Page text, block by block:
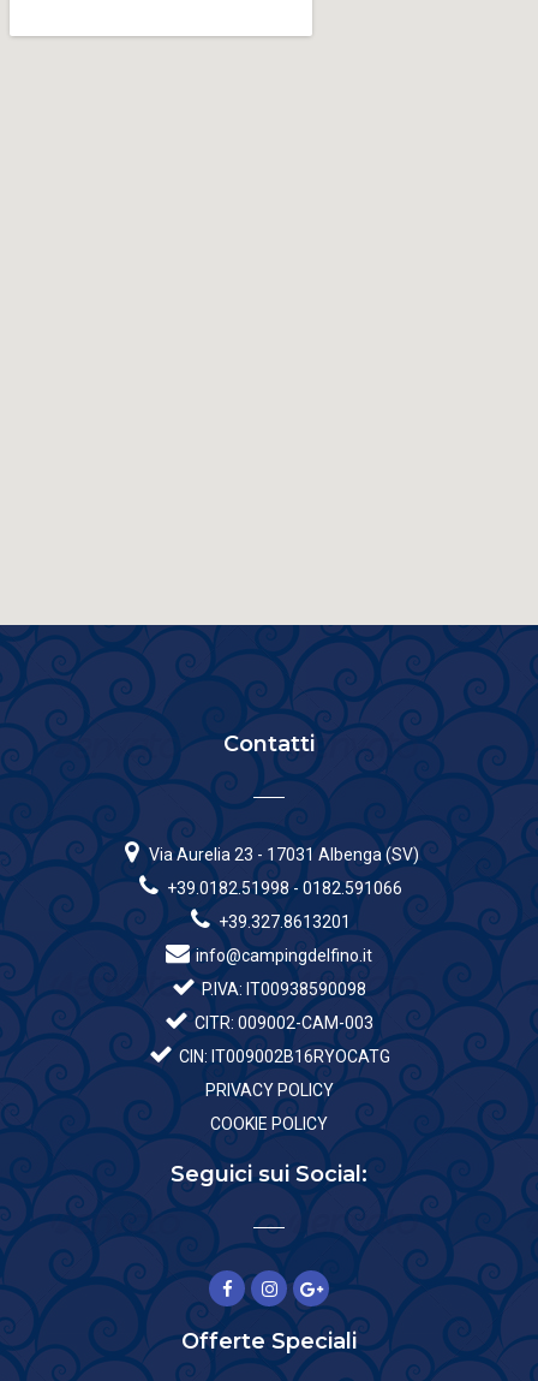
Contatti
Via Aurelia 23 - 17031 Albenga (SV)
+39.0182.51998 - 0182.591066
+39.327.8613201
info@campingdelfino.it
P.IVA: IT00938590098
CITR: 009002-CAM-003
CIN: IT009002B16RYOCATG
PRIVACY POLICY
COOKIE POLICY
Seguici sui Social:
Offerte Speciali